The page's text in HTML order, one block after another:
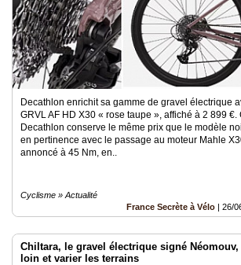
Decathlon enrichit sa gamme de gravel électrique
GRVL AF HD X30 « rose taupe », affiché à 2 899
Decathlon conserve le même prix que le modèle
en pertinence avec le passage au moteur Mahle
annoncé à 45 Nm, en..
Cyclisme » Actualité
France Secrète à Vélo | 26/
Chiltara, le gravel électrique signé
loin et varier les terrains